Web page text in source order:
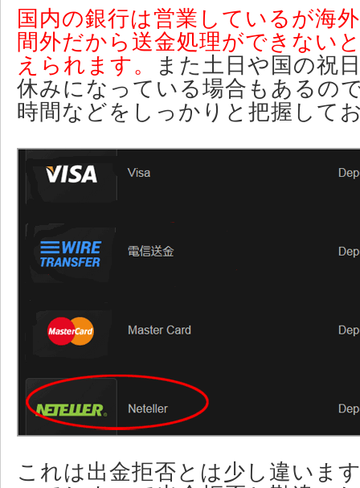
国内の銀行は営業しているが海
間外だから送金処理ができない
えられます。
また土日や国の祝
休みになっている場合もあるの
時間などをしっかりと把握して
これは出金拒否とは少し違いま